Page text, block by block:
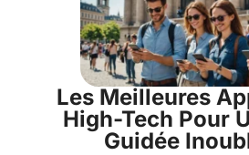
Les Meilleures
High-Tech Pour
Guidée